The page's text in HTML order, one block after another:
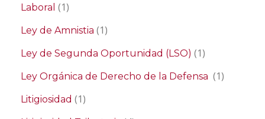
Laboral (1)
Ley de Amnistia (1)
Ley de Segunda Oportunidad (LSO) (1)
Ley Orgánica de Derecho de la Defensa (1)
Litigiosidad (1)